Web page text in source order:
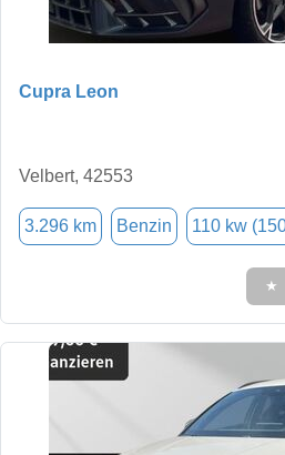
Cupra Leon
Velbert, 42553
3.296 km Benzin 110 kw
★